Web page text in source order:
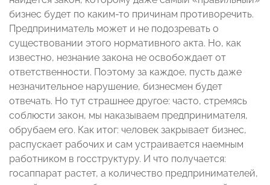
бизнес будет по каким-то причинам противоречить.
Предприниматель может и не подозревать о
существовании этого нормативного акта. Но, как
известно, незнание закона не освобождает от
ответственности. Поэтому за каждое, пусть даже
незначительное нарушение, бизнесмен будет
отвечать. Но тут страшнее другое: часто, стремясь
соблюсти закон, мы наказываем предпринимателя,
обрубаем его. Как итог: человек закрывает бизнес,
распускает рабочих и сам устраивается наемным
работником в госструктуру. И что получается:
госаппарат растет, а количество предпринимателей,